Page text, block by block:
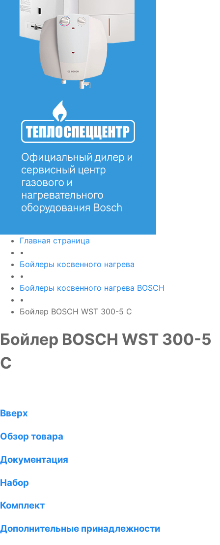
Главная страница
•
Бойлеры косвенного нагрева
•
Бойлеры косвенного нагрева BOSCH
•
Бойлер BOSCH WST 300-5 C
Бойлер BOSCH WST 300-5
C
Вверх
Обзор товара
Документация
Набор
Комплект
Дополнительные принадлежности